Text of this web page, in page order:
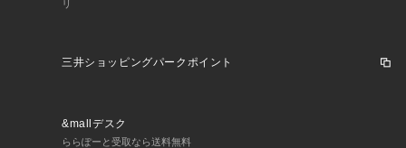
※ご購入の際に特定の原産国をご指定いただくことはできませ
トネス  Men's Mens メンズ めんず 男性 男性用 スイミング 水
ニング プール スポーツ 運動 部活 スクール クラブ 黒 ブラッ
ク 耐塩素 丈夫 長持ち プール クラブ 競技 競泳 高校生 大学生
リ
三井ショッピングパークポイント
&mallデスク
ららぽーと受取なら送料無料